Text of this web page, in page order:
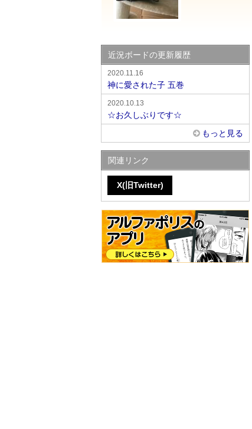
近況ボードの更新履歴
2020.11.16
神に愛された子 五巻
2020.10.13
☆お久しぶりです☆
もっと見る
関連リンク
X(旧Twitter)